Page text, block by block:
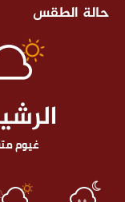
حالة الطقس
غيوم